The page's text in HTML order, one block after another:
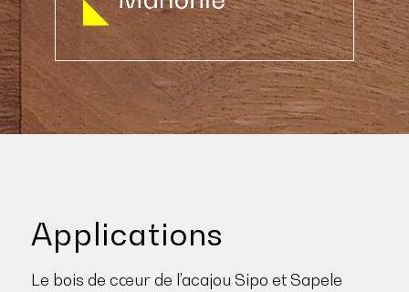
Applications
Le bois de cœur de l'acajou Sipo et Sapele